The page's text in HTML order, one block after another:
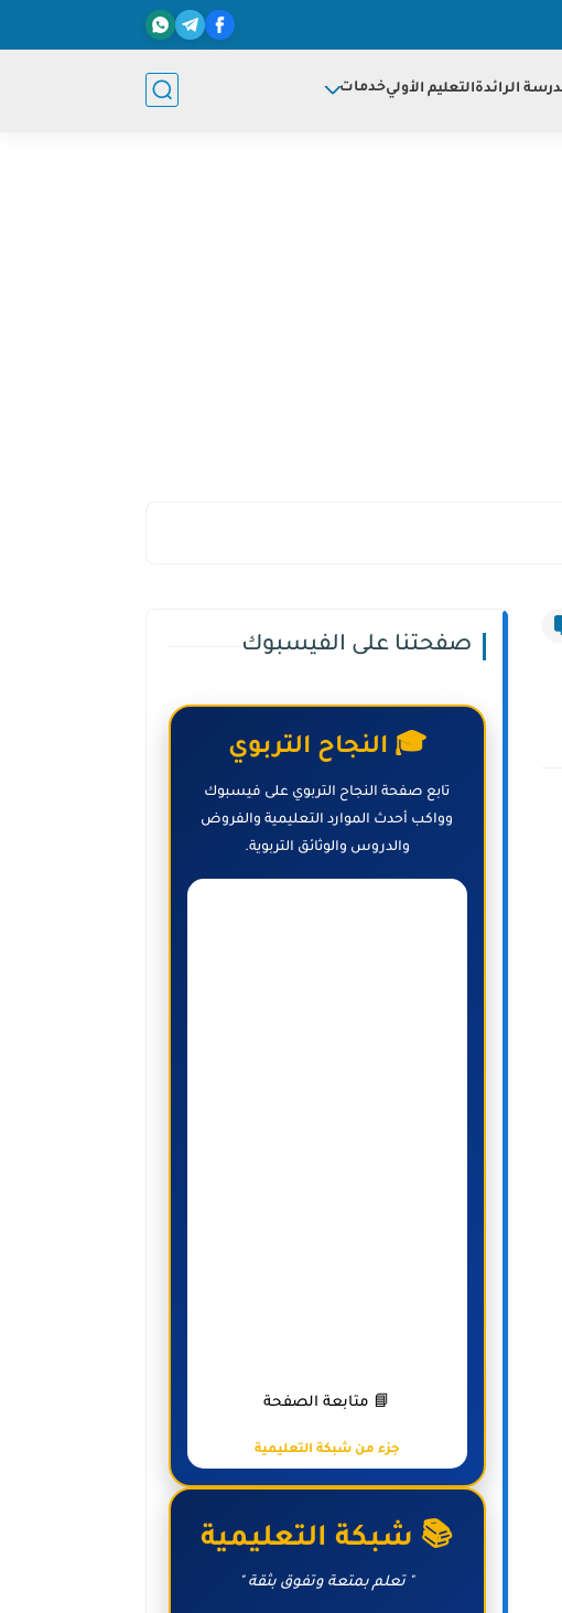
الرائدةالتعليم الأوليخدمات
صفحتنا على الفيسبوك
🎓 النجاح التربوي
تابع صفحة النجاح التربوي على فيسبوك
وواكب أحدث الموارد التعليمية والفروض
والدروس والوثائق التربوية.
📘 متابعة الصفحة
جزء من شبكة التعليمية
📚 شبكة التعليمية
" تعلم بمتعة وتفوق بثقة "